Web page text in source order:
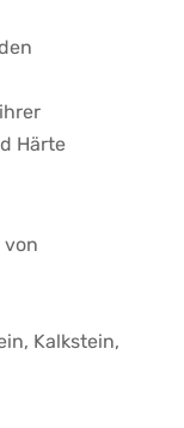
Härte
von
Kalkstein,